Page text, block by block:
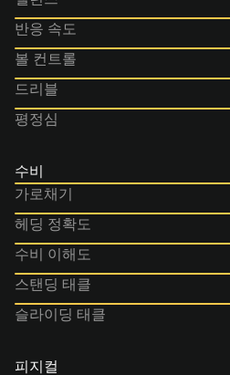
반응 속도
볼 컨트롤
드리블
평정심
수비
가로채기
헤딩 정확도
수비 이해도
스탠딩 태클
슬라이딩 태클
피지컬